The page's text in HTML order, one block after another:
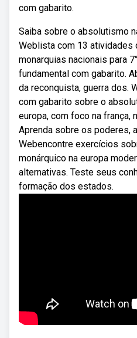
com gabarito.
Saiba sobre o absolutismo
Weblista com 13 atividades
monarquias nacionais para
fundamental com gabarito.
da reconquista, guerra dos.
com gabarito sobre o
europa, com foco na frança,
Aprenda sobre os poderes,
Webencontre exercícios
monárquico na europa
alternativas. Teste seus
formação dos estados.